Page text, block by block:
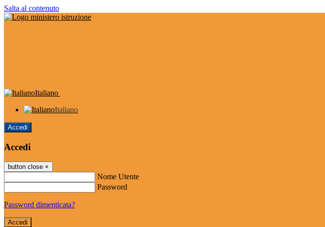
Salta al contenuto
Italiano
Italiano
Accedi
Accedi
button close ×
Nome Utente
Password
Password dimenticata?